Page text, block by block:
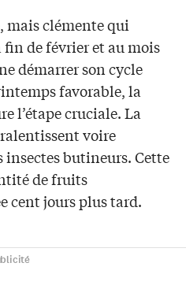
mais clémente qui
fin de février et au mois
démarrer son cycle
favorable, la
l’étape cruciale. La
voire
butineurs. Cette
de fruits
cent jours plus tard.